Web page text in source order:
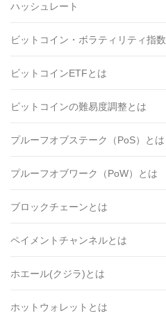
ハッシュレート
ビットコイン・ボラティリティ指数
ビットコインETFとは
ビットコインの難易度調整とは
プルーフオブステーク（PoS）とは
プルーフオブワーク（PoW）とは
ブロックチェーンとは
ペイメントチャンネルとは
ホエール(クジラ)とは
ホットウォレットとは